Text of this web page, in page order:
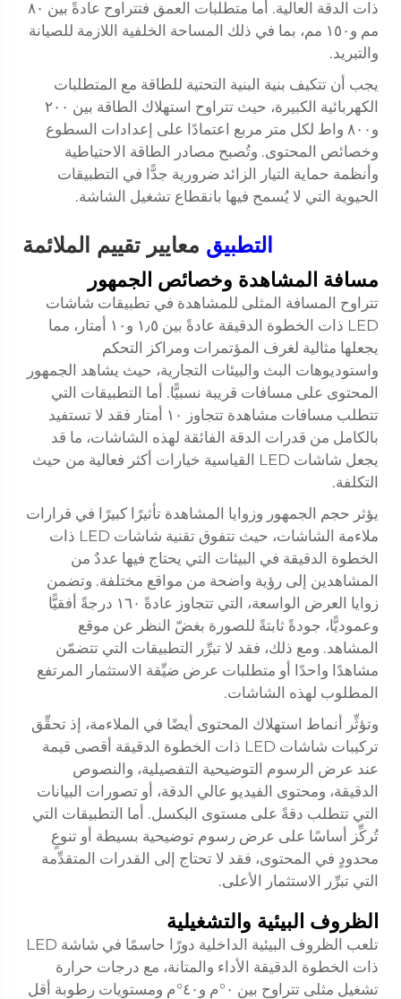
ذات الدقة العالية. أما متطلبات العمق فتتراوح عادةً بين ٨٠
مم و١٥٠ مم، بما في ذلك المساحة الخلفية اللازمة للصيانة
والتبريد.
يجب أن تتكيف بنية البنية التحتية للطاقة مع المتطلبات
الكهربائية الكبيرة، حيث تتراوح استهلاك الطاقة بين ٢٠٠
و٨٠٠ واط لكل متر مربع اعتمادًا على إعدادات السطوع
وخصائص المحتوى. وتُصبح مصادر الطاقة الاحتياطية
وأنظمة حماية التيار الزائد ضرورية جدًّا في التطبيقات
الحيوية التي لا يُسمح فيها بانقطاع تشغيل الشاشة.
التطبيق معايير تقييم الملائمة
مسافة المشاهدة وخصائص الجمهور
تتراوح المسافة المثلى للمشاهدة في تطبيقات شاشات
LED ذات الخطوة الدقيقة عادةً بين ١٫٥ و١٠ أمتار، مما
يجعلها مثالية لغرف المؤتمرات ومراكز التحكم
واستوديوهات البث والبيئات التجارية، حيث يشاهد الجمهور
المحتوى على مسافات قريبة نسبيًّا. أما التطبيقات التي
تتطلب مسافات مشاهدة تتجاوز ١٠ أمتار فقد لا تستفيد
بالكامل من قدرات الدقة الفائقة لهذه الشاشات، ما قد
يجعل شاشات LED القياسية خيارات أكثر فعالية من حيث
التكلفة.
يؤثر حجم الجمهور وزوايا المشاهدة تأثيرًا كبيرًا في قرارات
ملاءمة الشاشات، حيث تتفوق تقنية شاشات LED ذات
الخطوة الدقيقة في البيئات التي يحتاج فيها عددٌ من
المشاهدين إلى رؤية واضحة من مواقع مختلفة. وتضمن
زوايا العرض الواسعة، التي تتجاوز عادةً ١٦٠ درجةً أفقيًّا
وعموديًّا، جودةً ثابتةً للصورة بغضّ النظر عن موقع
المشاهد. ومع ذلك، فقد لا تبرِّر التطبيقات التي تتضمّن
مشاهدًا واحدًا أو متطلبات عرض ضيِّقة الاستثمار المرتفع
المطلوب لهذه الشاشات.
وتؤثِّر أنماط استهلاك المحتوى أيضًا في الملاءمة، إذ تحقِّق
تركيبات شاشات LED ذات الخطوة الدقيقة أقصى قيمة
عند عرض الرسوم التوضيحية التفصيلية، والنصوص
الدقيقة، ومحتوى الفيديو عالي الدقة، أو تصورات البيانات
التي تتطلب دقةً على مستوى البكسل. أما التطبيقات التي
تُركِّز أساسًا على عرض رسوم توضيحية بسيطة أو تنوعٍ
محدودٍ في المحتوى، فقد لا تحتاج إلى القدرات المتقدِّمة
التي تبرِّر الاستثمار الأعلى.
الظروف البيئية والتشغيلية
تلعب الظروف البيئية الداخلية دورًا حاسمًا في
شاشة LED
ذات الخطوة الدقيقة الأداء والمتانة، مع درجات حرارة
تشغيل مثلى تتراوح بين ٠°م و٤٠°م ومستويات رطوبة أقل